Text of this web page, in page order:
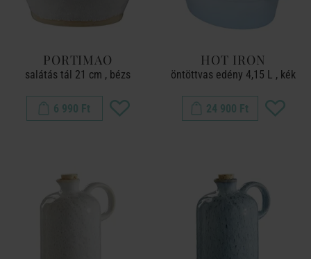
PORTIMAO
salátás tál 21 cm , bézs
6 990 Ft
HOT IRON
öntöttvas edény 4,15 L , kék
24 900 Ft